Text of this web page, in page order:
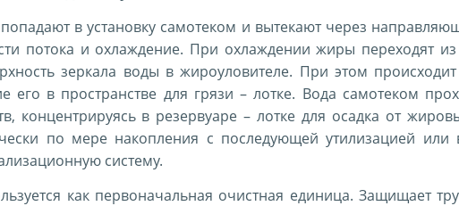
в установку самотеком и вытекают через
потока и охлаждение. При охлаждении жиры переходят
зеркала воды в жироуловителе. При этом
его в пространстве для грязи – лотке. Вода самотеком
концентрируясь в резервуаре – лотке для осадка от
по мере накопления с последующей утилизацией
систему.
как первоначальная очистная единица. Защищает